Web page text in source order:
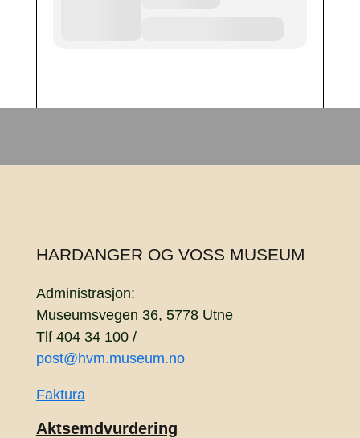
HARDANGER OG VOSS MUSEUM
Administrasjon:
Museumsvegen 36, 5778 Utne
Tlf 404 34 100 /
post@hvm.museum.no
Faktura
Aktsemdvurdering